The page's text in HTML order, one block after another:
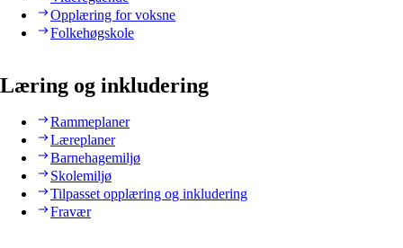
Opplæring for voksne
Folkehøgskole
Læring og inkludering
Rammeplaner
Læreplaner
Barnehagemiljø
Skolemiljø
Tilpasset opplæring og inkludering
Fravær